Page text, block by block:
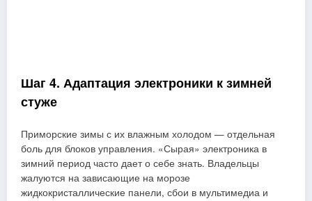
Шаг 4. Адаптация электроники к зимней
стуже
Приморские зимы с их влажным холодом — отдельная
боль для блоков управления. «Сырая» электроника в
зимний период часто дает о себе знать. Владельцы
жалуются на зависающие на морозе
жидкокристаллические панели, сбои в мультимедиа и